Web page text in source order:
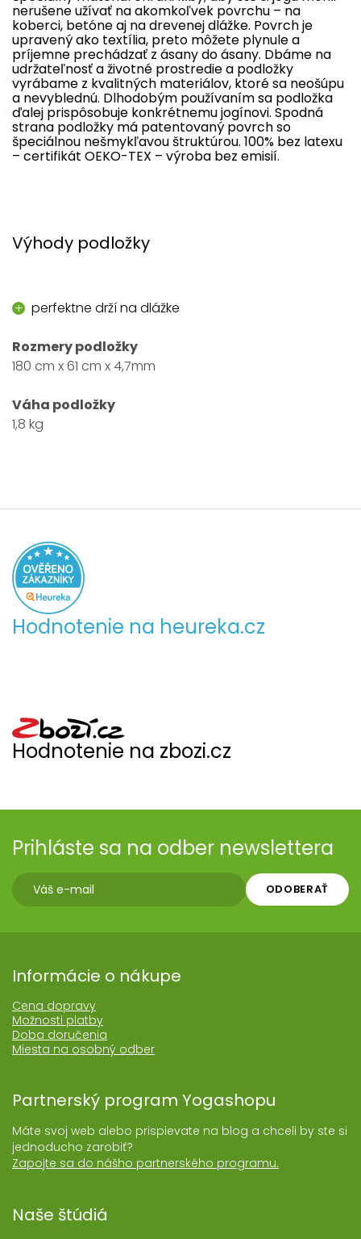
nerušene užívať na akomkoľvek povrchu – na
koberci, betóne aj na drevenej dlážke. Povrch je
upravený ako textília, preto môžete plynule a
príjemne prechádzať z ásany do ásany. Dbáme na
udržateľnosť a životné prostredie a podložky
vyrábame z kvalitných materiálov, ktoré sa neošúpu
a nevyblednú. Dlhodobým používaním sa podložka
ďalej prispôsobuje konkrétnemu jogínovi. Spodná
strana podložky má patentovaný povrch so
špeciálnou nešmykľavou štruktúrou. 100% bez latexu
– certifikát OEKO-TEX – výroba bez emisií.
Výhody podložky
perfektne drží na dlážke
Rozmery podložky
180 cm x 61 cm x 4,7mm
Váha podložky
1,8 kg
Hodnotenie na heureka.cz
Hodnotenie na zbozi.cz
Prihláste sa na odber newslettera
ODOBERAŤ
Informácie o nákupe
Cena dopravy
Možnosti platby
Doba doručenia
Miesta na osobný odber
Partnerský program Yogashopu
Máte svoj web alebo prispievate na blog a chceli by ste si
jednoducho zarobiť?
Zapojte sa do nášho partnerského programu.
Naše štúdiá